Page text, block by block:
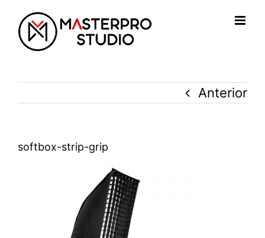
Saltar
contenido
Anterior
softbox-strip-grip